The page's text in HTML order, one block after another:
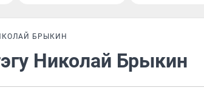
БРЫКИН
Николай Брыкин